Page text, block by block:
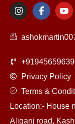
I
n
a
m
F
a
b
o
k
-
Y
o
t
u
e
Privacy Policy
Terms &
Location:- House
Aliganj road,